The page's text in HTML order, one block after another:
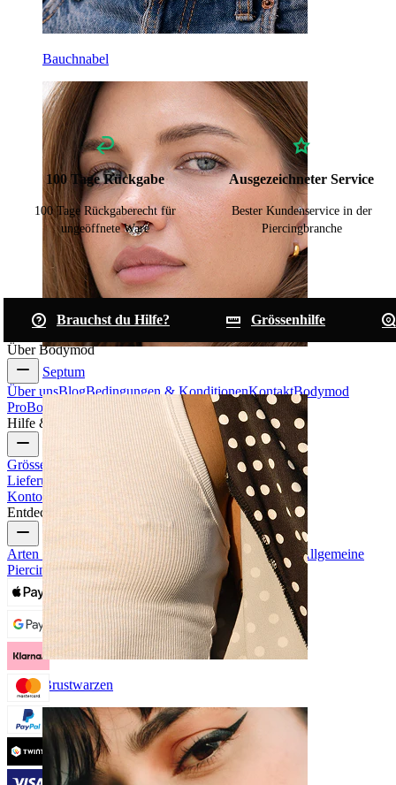
Bauchnabel
Septum
Brustwarzen
100 Tage Rückgabe
100 Tage Rückgaberecht für
ungeöffnete Ware
Ausgezeichneter Service
Bester Kundenservice in der
Piercingbranche
Brauchst du Hilfe?
Grössenhilfe
Über Bodymod
Über unsBlogBedingungen & KonditionenKontaktBodymod
ProBodymod CreatorsBodymod Bewertungen
Hilfe & Infos
Grössenhilfe Bestellung verfolgenInformationen zur
Lieferung
Rücksendung & StornierungZahlungMein
Konto Bodymod Support
Entdecke
Arten von PiercingsMaterialien für Piercingschmuck Allgemeine
Piercingprobleme und Pflege